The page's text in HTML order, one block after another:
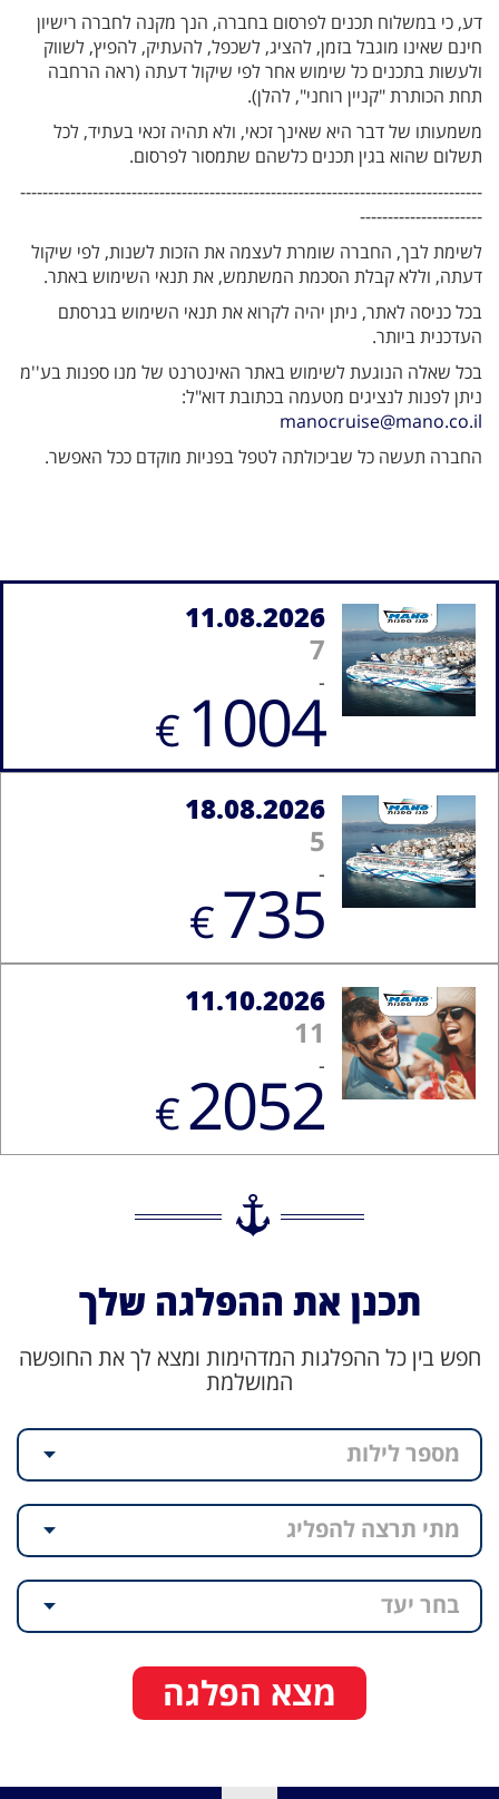
דע, כי במשלוח תכנים לפרסום בחברה, הנך מקנה לחברה רישיון
חינם שאינו מוגבל בזמן, להציג, לשכפל, להעתיק, להפיץ, לשווק
ולעשות בתכנים כל שימוש אחר לפי שיקול דעתה (ראה הרחבה
תחת הכותרת "קניין רוחני", להלן).
משמעותו של דבר היא שאינך זכאי, ולא תהיה זכאי בעתיד, לכל
תשלום שהוא בגין תכנים כלשהם שתמסור לפרסום.
-----------------------------------------------------------------------------------
----------------------
לשימת לבך, החברה שומרת לעצמה את הזכות לשנות, לפי שיקול
דעתה, וללא קבלת הסכמת המשתמש, את תנאי השימוש באתר.
בכל כניסה לאתר, ניתן יהיה לקרוא את תנאי השימוש בגרסתם
העדכנית ביותר.
בכל שאלה הנוגעת לשימוש באתר האינטרנט של מנו ספנות בע''מ
ניתן לפנות לנציגים מטעמה בכתובת דוא"ל:
manocruise@mano.co.il
החברה תעשה כל שביכולתה לטפל בפניות מוקדם ככל האפשר.
11.08.2026
7
-
€ 1004
18.08.2026
5
-
€735
11.10.2026
11
-
€2052
תכנן את ההפלגה שלך
חפש בין כל ההפלגות המדהימות ומצא לך את החופשה
המושלמת
מספר לילות
מתי תרצה להפליג
בחר יעד
מצא הפלגה